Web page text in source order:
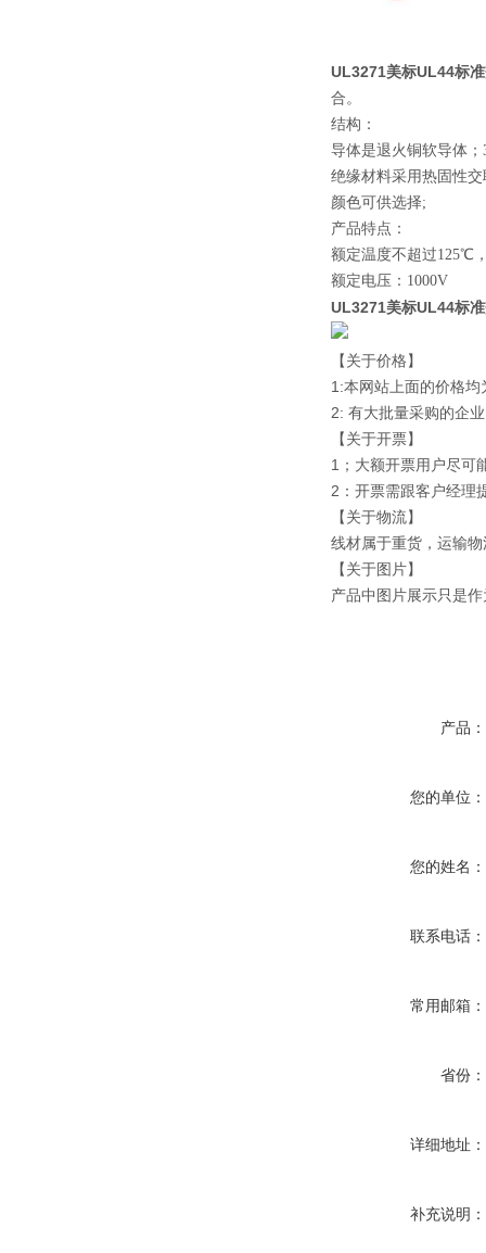
UL3271美标UL44标
合。
结构：
导体是退火铜软导体；
绝缘材料采用热固性
颜色可供选择;
产品特点：
额定温度不超过125℃
额定电压： 1000V
UL3271美标UL44标
【关于价格】
1:本网站上面的价格
2: 有大批量采购的企
【关于开票】
1；大额开票用户尽可
2：开票需跟客户经理
【关于物流】
线材属于重货，运输
【关于图片】
产品中图片展示只是
产品：
您的单位：
您的姓名：
联系电话：
常用邮箱：
省份：
详细地址：
补充说明：